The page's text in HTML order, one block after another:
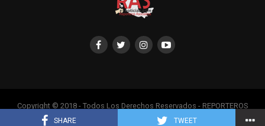
SHARE TWEET
Copyright © 2018 - Todos Los Derechos Reservados - REPORTEROS
ASOCIADOS, Adaptado por Servipub.